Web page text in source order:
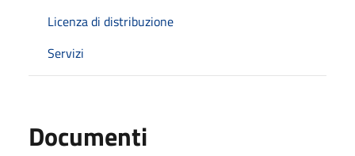
Licenza di distribuzione
Servizi
Documenti